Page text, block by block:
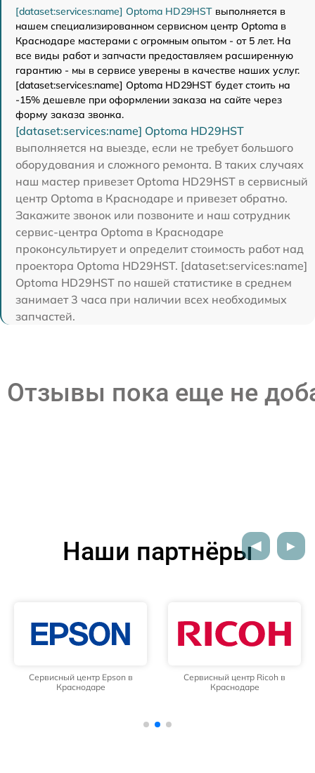
[dataset:services:name] Optoma HD29HST выполняется в
нашем специализированном сервисном центр Optoma в
Краснодаре мастерами с огромным опытом - от 5 лет. На
все виды работ и запчасти предоставляем расширенную
гарантию - мы в сервисе уверены в качестве наших услуг.
[dataset:services:name] Optoma HD29HST будет стоить на
-15% дешевле при оформлении заказа на сайте через
форму заказа звонка.
[dataset:services:name] Optoma HD29HST
выполняется на выезде, если не требует большого
оборудования и сложного ремонта. В таких случаях
наш мастер привезет Optoma HD29HST в сервисный
центр Optoma в Краснодаре и привезет обратно.
Закажите звонок или позвоните и наш сотрудник
сервис-центра Optoma в Краснодаре
проконсультирует и определит стоимость работ над
проектора Optoma HD29HST. [dataset:services:name]
Optoma HD29HST по нашей статистике в среднем
занимает 3 часа при наличии всех необходимых
запчастей.
Отзывы пока еще не
Наши партнёры
Сервисный центр Epson в
Краснодаре
Сервисный центр Ricoh в
Краснодаре